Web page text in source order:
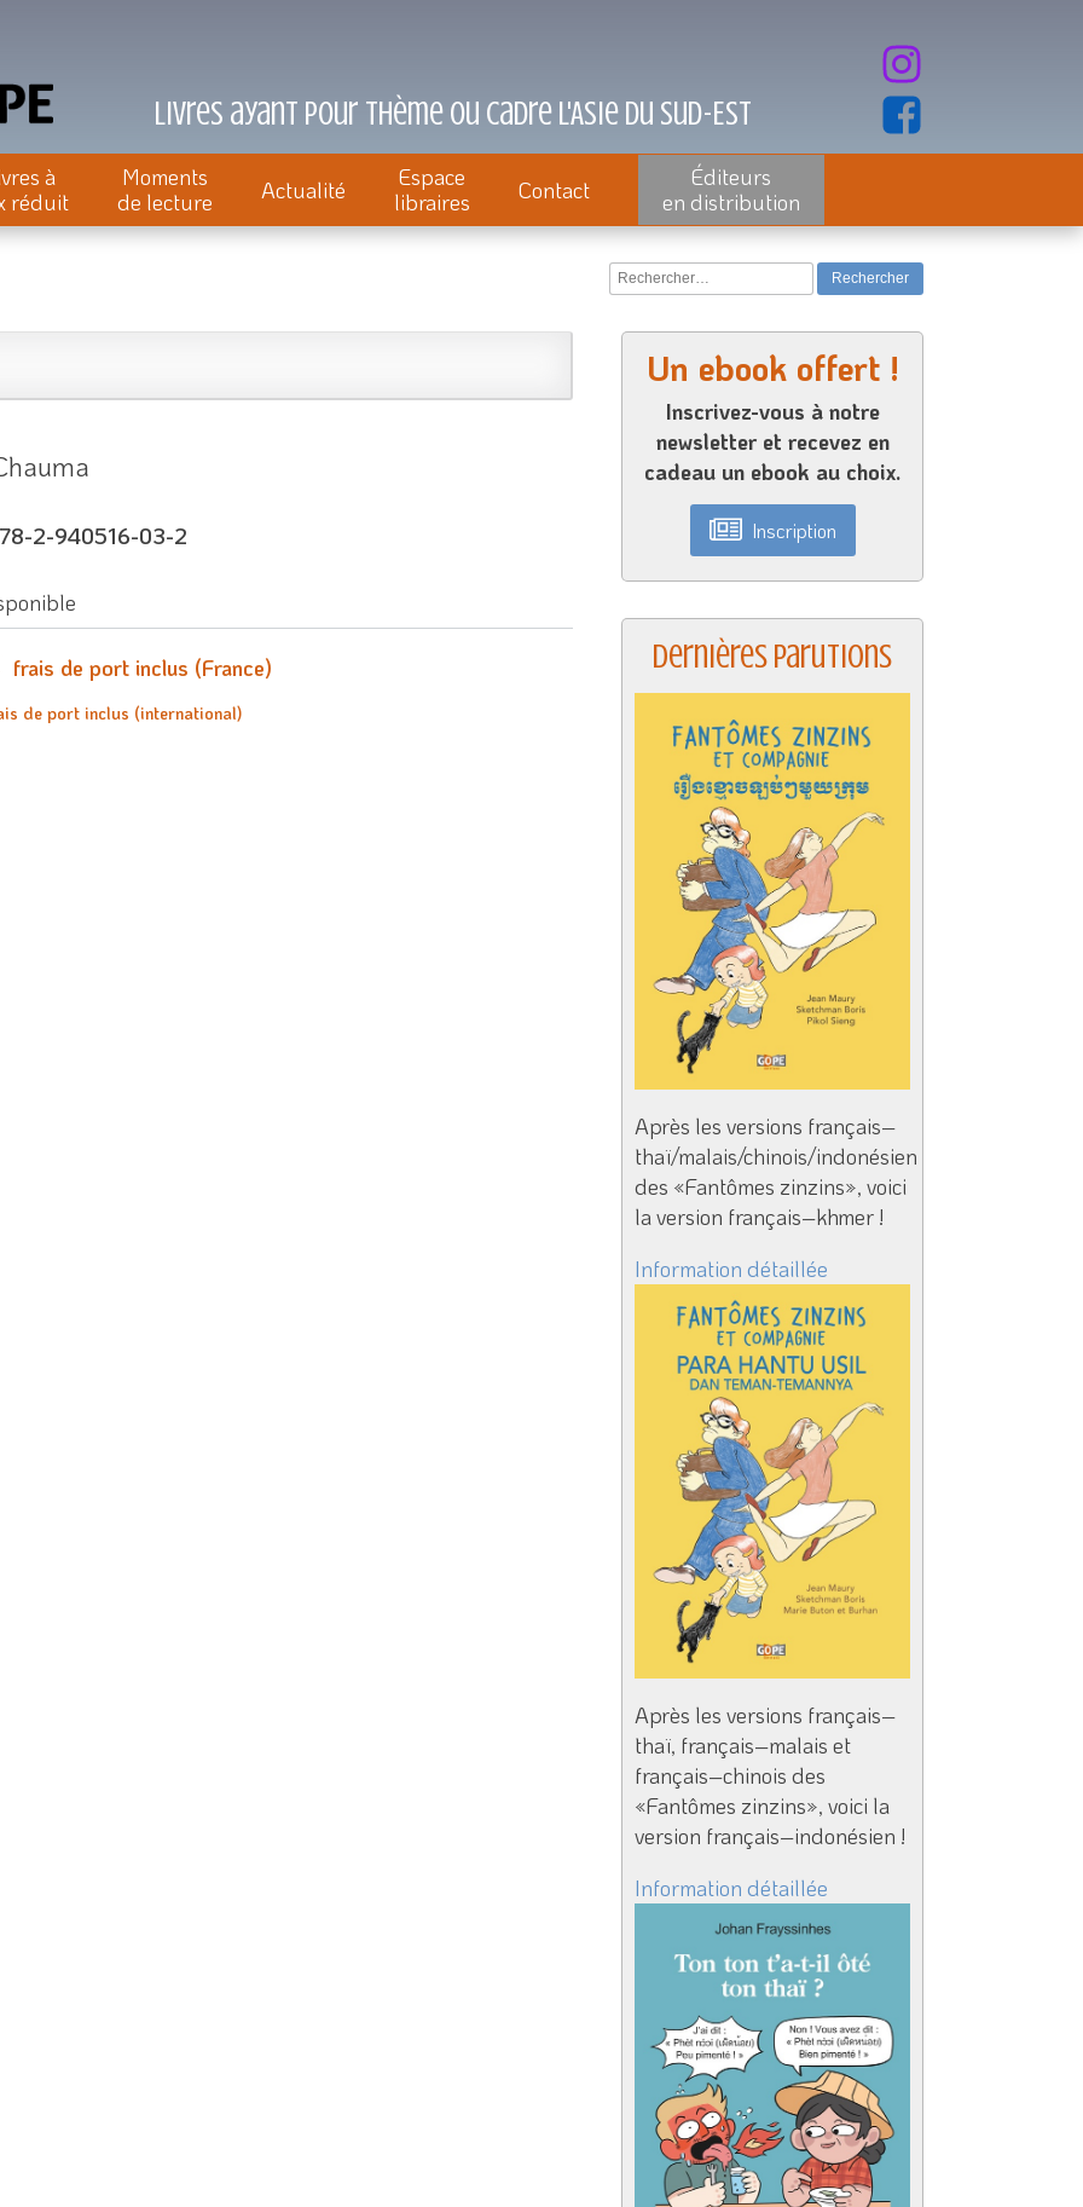
Livres ayant pour thème ou cadre l'Asie du Sud-Est
à
réduit
Moments
de lecture
Actualité
Espace
libraires
Contact
Éditeurs
en distribution
Rechercher :
2-940516-03-2
frais de port inclus (France)
de port inclus (international)
Un ebook offert !
Inscrivez-vous à notre
newsletter et recevez en
cadeau un ebook au choix.
Inscription
Dernières parutions
Après les versions français–
thaï/malais/chinois/indonésien
des «Fantômes zinzins», voici
la version français–khmer !
Information détaillée
Après les versions français–
thaï, français–malais et
français–chinois des
«Fantômes zinzins», voici la
version français–indonésien !
Information détaillée